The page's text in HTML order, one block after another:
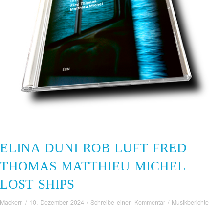
ELINA DUNI ROB LUFT FRED
THOMAS MATTHIEU MICHEL
LOST SHIPS
Mackern / 10. Dezember 2024 / Schreibe einen Kommentar / Musikberichte